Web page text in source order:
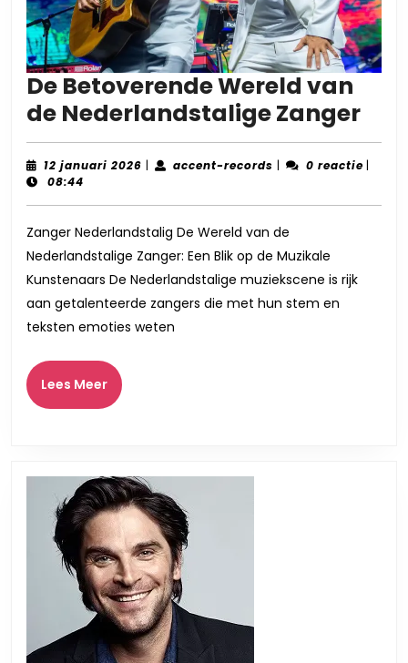
De Betoverende Wereld van
de Nederlandstalige ZangerDe
12 januari 2026 12| accent-records accent-
| 0 reactie |
08:44
Zanger Nederlandstalig De Wereld van de
Nederlandstalige Zanger: Een Blik op de Muzikale
Kunstenaars De Nederlandstalige muziekscene is rijk
aan getalenteerde zangers die met hun stem en
teksten emoties weten
Lees MeerLees
Meer